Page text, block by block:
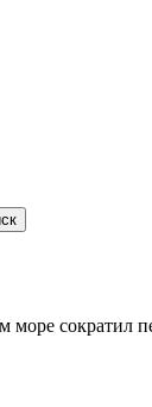
море сократил